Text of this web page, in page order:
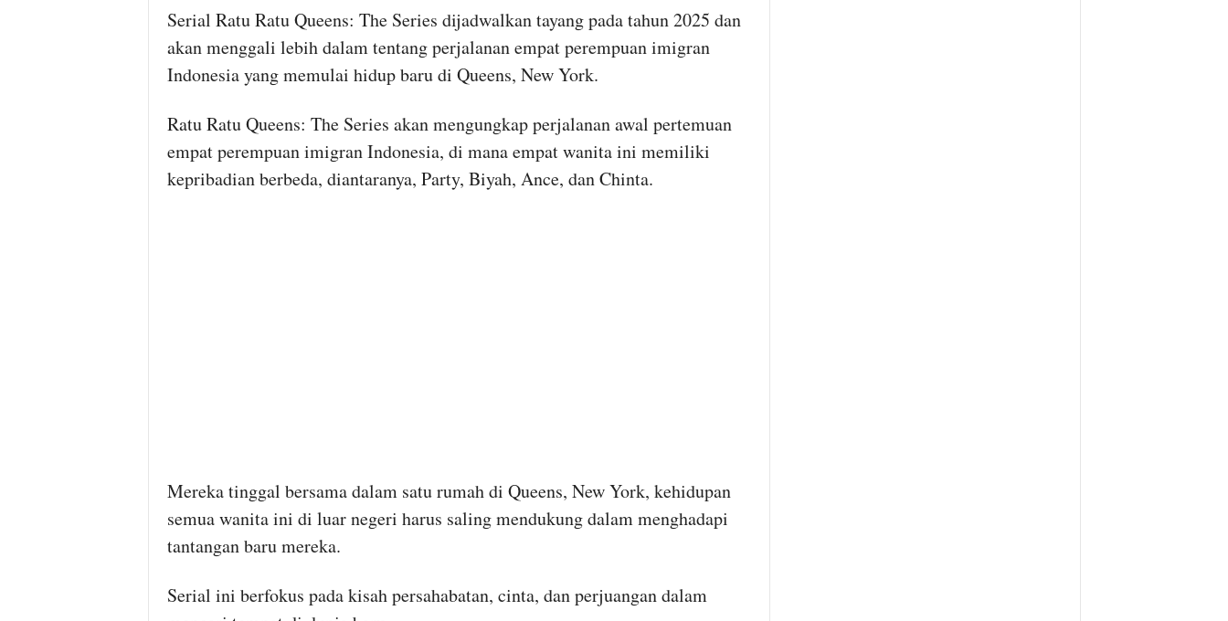
Serial Ratu Ratu Queens: The Series dijadwalkan tayang pada tahun 2025 dan
akan menggali lebih dalam tentang perjalanan empat perempuan imigran
Indonesia yang memulai hidup baru di Queens, New York.
Ratu Ratu Queens: The Series akan mengungkap perjalanan awal pertemuan
empat perempuan imigran Indonesia, di mana empat wanita ini memiliki
kepribadian berbeda, diantaranya, Party, Biyah, Ance, dan Chinta.
Mereka tinggal bersama dalam satu rumah di Queens, New York, kehidupan
semua wanita ini di luar negeri harus saling mendukung dalam menghadapi
tantangan baru mereka.
Serial ini berfokus pada kisah persahabatan, cinta, dan perjuangan dalam